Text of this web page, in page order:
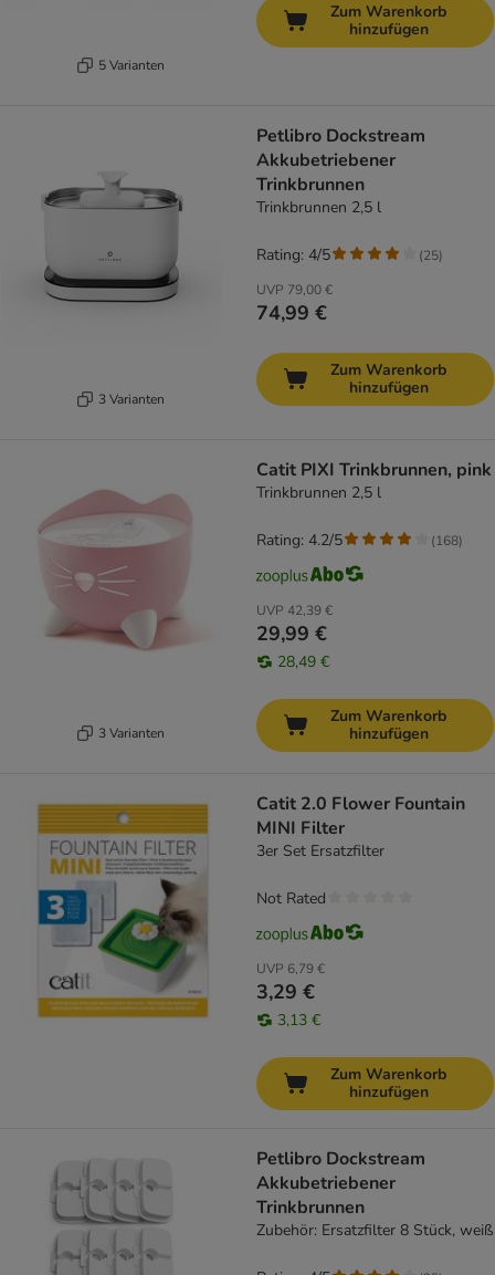
5 Varianten
Zum Warenkorb
hinzufügen
3 Varianten
Petlibro Dockstream
Akkubetriebener
Trinkbrunnen
Trinkbrunnen 2,5 l
UVP 79,00 €
74,99 €
Rating: 4/5 (25)
Zum Warenkorb
hinzufügen
3 Varianten
Catit PIXI Trinkbrunnen, pink
Trinkbrunnen 2,5 l
UVP 42,39 €
29,99 €
28,49 €
Rating: 4.2/5 (168)
Zum Warenkorb
hinzufügen
Catit 2.0 Flower Fountain
MINI Filter
3er Set Ersatzfilter
UVP 6,79 €
3,29 €
3,13 €
Not Rated
Zum Warenkorb
hinzufügen
Petlibro Dockstream
Akkubetriebener
Trinkbrunnen
Zubehör: Ersatzfilter 8 Stück, weiß